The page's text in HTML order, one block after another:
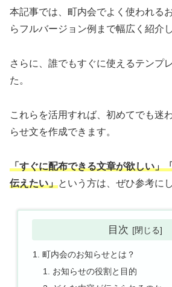
本記事では、町内会でよく使われる
らフルバージョン例まで幅広く紹介し
さらに、誰でもすぐに使えるテンプ
た。
これらを活用すれば、初めてでも迷
らせ文を作成できます。
「すぐに配布できる文章が欲しい」
伝えたい」という方は、ぜひ参考に
目次
町内会のお知らせとは？
お知らせの役割と目的